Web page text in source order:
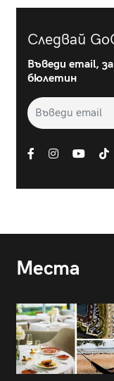
Следвай
Въведи email,
бюлетин
Места